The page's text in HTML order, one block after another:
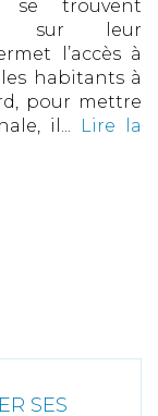
se trouvent
sur leur
l’accès à
habitants à
pour mettre
il...
Lire la
SES